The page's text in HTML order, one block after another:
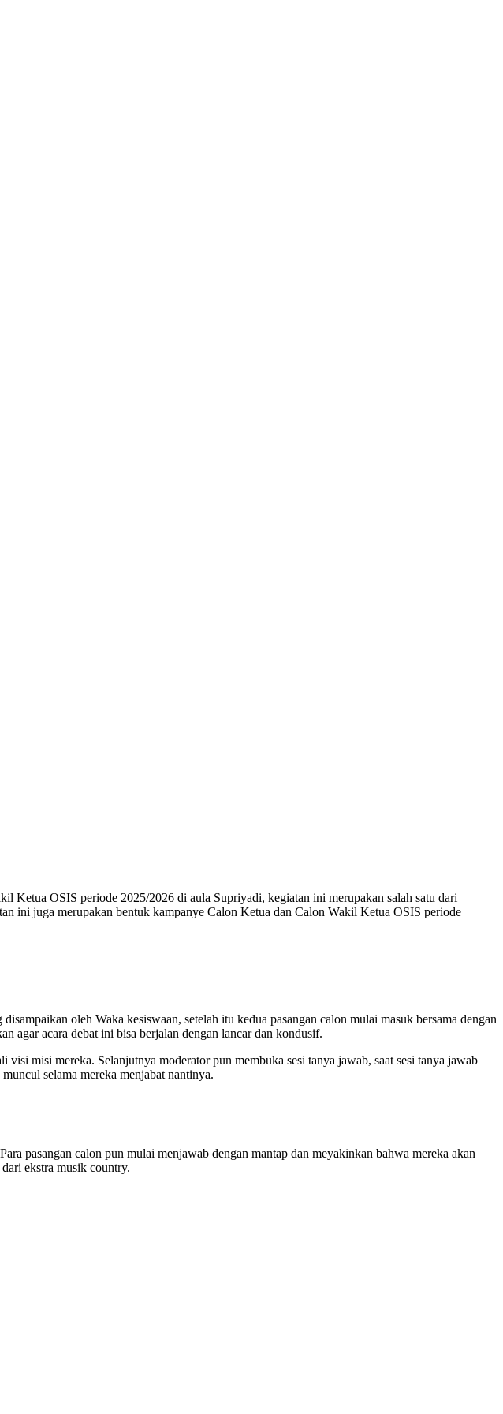
Ketua OSIS periode 2025/2026 di aula Supriyadi, kegiatan ini merupakan salah satu dari
ini juga merupakan bentuk kampanye Calon Ketua dan Calon Wakil Ketua OSIS periode
oleh Waka kesiswaan, setelah itu kedua pasangan calon mulai masuk bersama dengan
agar acara debat ini bisa berjalan dengan lancar dan kondusif.
misi mereka. Selanjutnya moderator pun membuka sesi tanya jawab, saat sesi tanya jawab
selama mereka menjabat nantinya.
pasangan calon pun mulai menjawab dengan mantap dan meyakinkan bahwa mereka akan
ekstra musik country.